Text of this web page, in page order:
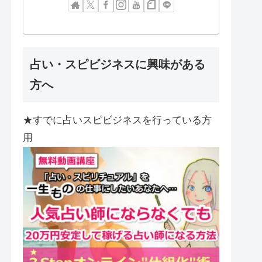
占い・スピビジネスに興味がある
方へ
★すでに占いスピビジネスを行っている方
用